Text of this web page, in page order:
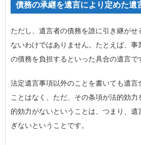
債務の承継を遺言により定めた遺
ただし、遺言者の債務を誰に引き継がせ
ないわけではありません。たとえば、 事
の債務を負担する といった具合の遺言で
法定遺言事項以外のことを書いても遺言
ことはなく、ただ、その条項が法的効
的効力がないということは、つまり、 遺
ぎないということです。